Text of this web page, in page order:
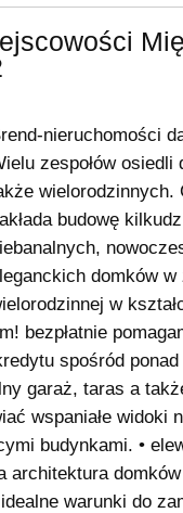
nieruchomości
zespołów osiedli
wielorodzinnych.
budowę
domków w
w
bezpłatnie
spośród ponad
garaż, taras a
wspaniałe widoki
budynkami. •
architektura
warunki do